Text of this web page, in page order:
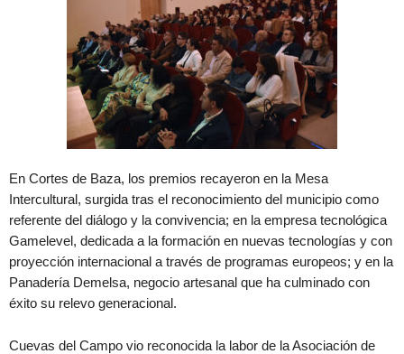
En Cortes de Baza, los premios recayeron en la Mesa
Intercultural, surgida tras el reconocimiento del municipio como
referente del diálogo y la convivencia; en la empresa tecnológica
Gamelevel, dedicada a la formación en nuevas tecnologías y con
proyección internacional a través de programas europeos; y en la
Panadería Demelsa, negocio artesanal que ha culminado con
éxito su relevo generacional.
Cuevas del Campo vio reconocida la labor de la Asociación de